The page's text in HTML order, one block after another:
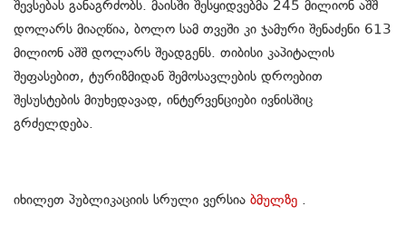
შევსებას განაგრძობს. მაისში შესყიდვებმა 245 მილიონ აშშ
დოლარს მიაღწია, ბოლო სამ თვეში კი ჯამური შენაძენი 613
მილიონ აშშ დოლარს შეადგენს. თიბისი კაპიტალის
შეფასებით, ტურიზმიდან შემოსავლების დროებით
შესუსტების მიუხედავად, ინტერვენციები ივნისშიც
გრძელდება.
იხილეთ პუბლიკაციის სრული ვერსია ბმულზე .